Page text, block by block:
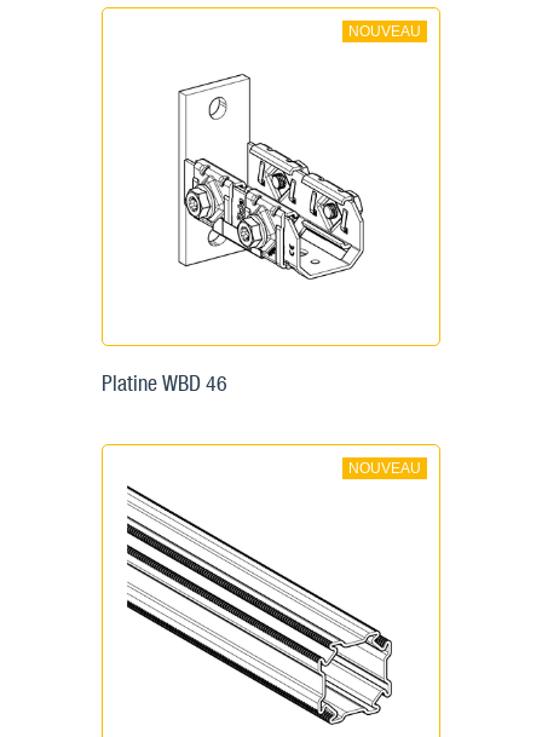
NOUVEAU
Platine WBD 46
NOUVEAU